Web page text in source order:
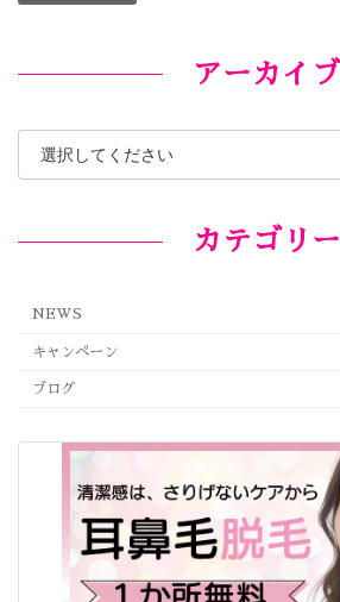
アーカイブ
カテゴリー
NEWS
キャンペーン
ブログ